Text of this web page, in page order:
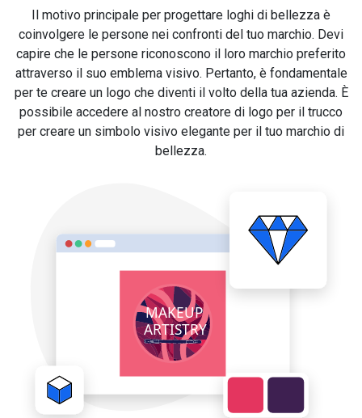
Il motivo principale per progettare loghi di bellezza è
coinvolgere le persone nei confronti del tuo marchio. Devi
capire che le persone riconoscono il loro marchio preferito
attraverso il suo emblema visivo. Pertanto, è fondamentale
per te creare un logo che diventi il volto della tua azienda. È
possibile accedere al nostro creatore di logo per il trucco
per creare un simbolo visivo elegante per il tuo marchio di
bellezza.